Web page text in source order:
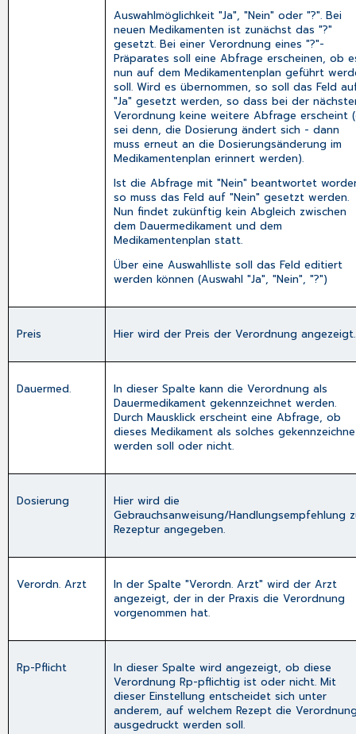
Auswahlmöglichkeit "Ja", "Nein" oder "?". Bei
neuen Medikamenten ist zunächst das "?"
gesetzt. Bei einer Verordnung eines "?"-
Präparates soll eine Abfrage erscheinen, ob
nun auf dem Medikamentenplan geführt
soll. Wird es übernommen, so soll das Feld
"Ja" gesetzt werden, so dass bei der
Verordnung keine weitere Abfrage erscheint
sei denn, die Dosierung ändert sich - dann
muss erneut an die Dosierungsänderung im
Medikamentenplan erinnert werden).
Ist die Abfrage mit "Nein" beantwortet
so muss das Feld auf "Nein" gesetzt werden.
Nun findet zukünftig kein Abgleich zwischen
dem Dauermedikament und dem
Medikamentenplan statt.
Über eine Auswahlliste soll das Feld editiert
werden können (Auswahl "Ja", "Nein", "?")
Preis Hier wird der Preis der Verordnung angezeigt.
Dauermed.
In dieser Spalte kann die Verordnung als
Dauermedikament gekennzeichnet werden.
Durch Mausklick erscheint eine Abfrage, ob
dieses Medikament als solches
werden soll oder nicht.
Dosierung
Hier wird die
Gebrauchsanweisung/Handlungsempfehlung
Rezeptur angegeben.
Verordn. Arzt
In der Spalte "Verordn. Arzt" wird der Arzt
angezeigt, der in der Praxis die Verordnung
vorgenommen hat.
Rp-Pflicht
In dieser Spalte wird angezeigt, ob diese
Verordnung Rp-pflichtig ist oder nicht. Mit
dieser Einstellung entscheidet sich unter
anderem, auf welchem Rezept die
ausgedruckt werden soll.